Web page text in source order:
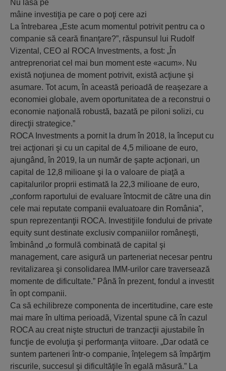
Nu lăsa pe
mâine investiţia pe care o poţi cere azi
La întrebarea „Este acum momentul potrivit pentru ca o
companie să ceară finanţare?”, răspunsul lui Rudolf
Vizental, CEO al ROCA Investments, a fost: „În
antreprenoriat cel mai bun moment este «acum». Nu
există noţiunea de moment potrivit, există acţiune şi
asumare. Tot acum, în această perioadă de reaşezare a
economiei globale, avem oportunitatea de a reconstrui o
economie naţională robustă, bazată pe piloni solizi, cu
direcţii strategice.”
ROCA Investments a pornit la drum în 2018, la început cu
trei acţionari şi cu un capital de 4,5 milioane de euro,
ajungând, în 2019, la un număr de şapte acţionari, un
capital de 12,8 milioane şi la o valoare de piaţă a
capitalurilor proprii estimată la 22,3 milioane de euro,
„conform raportului de evaluare întocmit de către una din
cele mai reputate companii evaluatoare din România”,
spun reprezentanţii ROCA. Investiţiile fondului de private
equity sunt destinate exclusiv companiilor româneşti,
îmbinând „o formulă combinată de capital şi
management, care asigură un parteneriat necesar pentru
revitalizarea şi consolidarea IMM-urilor care traversează
momente de dificultate.” Până în prezent, fondul a investit
în opt companii.
Ca să echilibreze componenta de incertitudine, care este
mai mare în ultima perioadă, Vizental spune că în cazul
ROCA au creat nişte structuri de tranzacţii ajustabile în
funcţie de evoluţia şi performanţa viitoare. „Dar odată ce
suntem parteneri într-o companie, înţelegem să împărţim
riscurile, succesul şi dificultăţile în egală măsură.” La